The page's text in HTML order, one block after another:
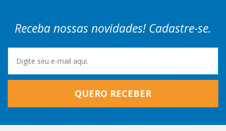
Receba nossas novidades! Cadastre-se.
QUERO RECEBER